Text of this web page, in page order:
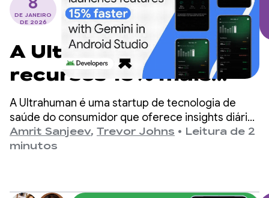
DE JANEIRO
DE 2026
A Ultrahuman lança
recursos 15% mais
rápido com o Gemini
no Android Studio
A Ultrahuman é uma startup de tecnologia de
saúde do consumidor que oferece insights diários
de bem-estar aos usuários com base em dados
biométricos de wearables da empresa, como o
Amrit Sanjeev, Trevor Johns • Leitura de 2
minutos